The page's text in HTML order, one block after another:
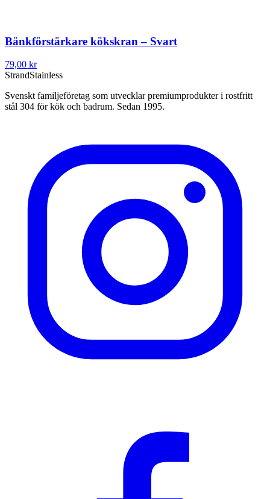
Bänkförstärkare kökskran – Svart
79,00 kr
StrandStainless
Svenskt familjeföretag som utvecklar premiumprodukter i rostfritt
stål 304 för kök och badrum. Sedan 1995.